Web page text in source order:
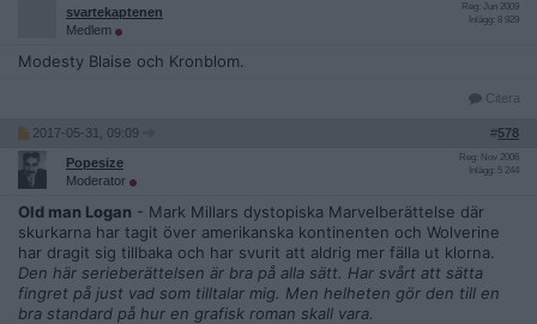
svartekaptenen
Medlem
Reg: Jun 2009
Inlägg: 8 929
Modesty Blaise och Kronblom.
Citera
2017-05-31, 09:09 #578
Popesize
Moderator
Reg: Nov 2006
Inlägg: 5 244
Old man Logan - Mark Millars dystopiska Marvelberättelse där
skurkarna har tagit över amerikanska kontinenten och Wolverine
har dragit sig tillbaka och har svurit att aldrig mer fälla ut klorna.
Den här serieberättelsen är bra på alla sätt. Har svårt att sätta
fingret på just vad som tilltalar mig. Men helheten gör den till en
bra standard på hur en grafisk roman skall vara.